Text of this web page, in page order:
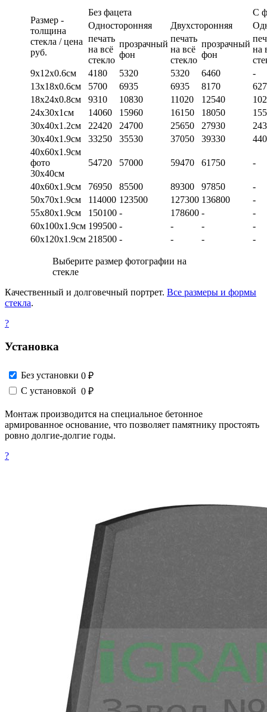
Размер -
толщина
стекла / цена
руб.
Без фацета
С
Односторонняя
Двухсторонняя
печать
на всё
стекло
прозрачный
фон
печать
на всё
стекло
прозрачный
фон
на
9х12х0.6см
4180 5320 5320 6460
-
13х18х0.6см
5700 6935 6935 8170
18х24х0.8см
9310 10830 11020 12540
24х30х1см
14060 15960 16150 18050
30х40х1.2см
22420 24700 25650 27930
30х40х1.9см
33250 35530 37050 39330
40х60х1.9см
фото
30х40см
54720 57000 59470 61750 -
40х60х1.9см 76950 85500 89300 97850
-
50х70х1.9см
114000 123500 127300 136800
-
55х80х1.9см
150100 - 178600 -
-
60х100х1.9см 199500 - - -
-
60х120х1.9см 218500 - - - -
Выберите размер фотографии на
стекле
Качественный и долговечный портрет. Все размеры и формы
стекла.
?
Установка
Без установки 0 ₽
С установкой 0 ₽
Монтаж производится на специальное бетонное
армированное основание, что позволяет памятнику простоять
ровно долгие-долгие годы.
?